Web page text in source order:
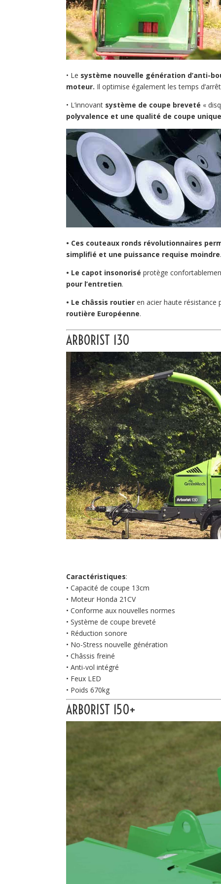
• Le système nouvelle génération d’anti-
moteur. Il optimise également les temps
• L’innovant système de coupe breveté «
polyvalence et une qualité de coupe
• Ces couteaux ronds révolutionnaires
simplifié et une puissance requise
• Le capot insonorisé protège
pour l’entretien.
• Le châssis routier en acier haute résistance
routière Européenne.
ARBORIST 130
Caractéristiques:
• Capacité de coupe 13cm
• Moteur Honda 21CV
• Conforme aux nouvelles normes
• Système de coupe breveté
• Réduction sonore
• No-Stress nouvelle génération
• Châssis freiné
• Anti-vol intégré
• Feux LED
• Poids 670kg
ARBORIST 150+